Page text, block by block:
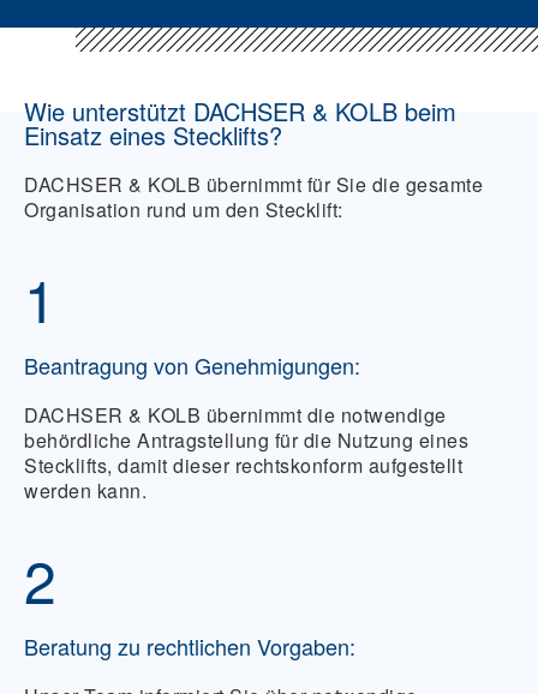
Wie unterstützt DACHSER & KOLB beim
Einsatz eines Stecklifts?
DACHSER & KOLB übernimmt für Sie die gesamte
Organisation rund um den Stecklift:
1
Beantragung von Genehmigungen:
DACHSER & KOLB übernimmt die notwendige
behördliche Antragstellung für die Nutzung eines
Stecklifts, damit dieser rechtskonform aufgestellt
werden kann.
2
Beratung zu rechtlichen Vorgaben: